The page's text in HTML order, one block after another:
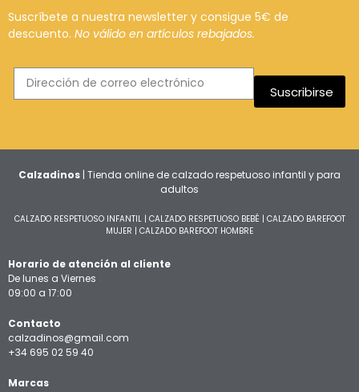
Suscríbete a nuestra newsletter y consigue 5€ de
descuento. No válido en artículos rebajados.
Suscribirse
Calzadinos | Tienda online de calzado respetuoso infantil y para
adultos
CALZADO RESPETUOSO INFANTIL| CALZADO RESPETUOSO BEBÉ | CALZADO BAREFOOT
MUJER | CALZADO BAREFOOT HOMBRE
Horario de atención al cliente
De lunes a Viernes
09:00 a 17:00
Contacto
calzadinos@gmail.com
+34 695 02 59 40
Marcas